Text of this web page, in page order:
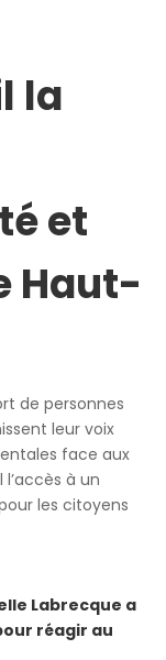
la
et
Haut-
de personnes
leur voix
face aux
à un
les citoyens
Labrecque a
réagir au